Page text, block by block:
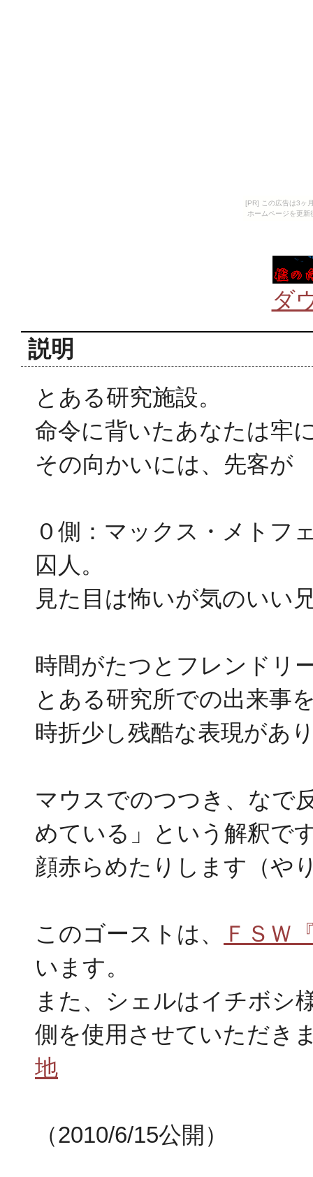
[PR] この広告は3ヶ
ホームページを更
ダ
説明
とある研究施設。
命令に背いたあなたは牢
その向かいには、先客が
０側：マックス・メトフ
囚人。
見た目は怖いが気のいい
時間がたつとフレンドリ
とある研究所での出来事
時折少し残酷な表現があ
マウスでのつつき、なで
めている」という解釈で
顔赤らめたりします（や
このゴーストは、
ＦＳＷ
います。
また、シェルはイチボシ
側を使用させていただき
地
（2010/6/15公開）